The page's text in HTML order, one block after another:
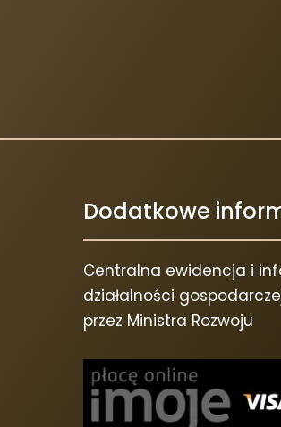
Dodatkowe
Centralna ewidencja i
działalności
przez Ministra Rozwoju